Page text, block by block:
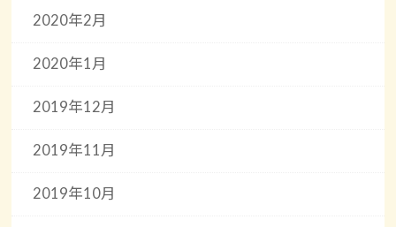
2020年2月
2020年1月
2019年12月
2019年11月
2019年10月